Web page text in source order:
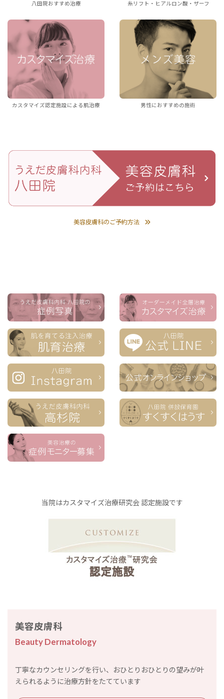
八田院おすすめ治療 糸リフト・ヒアルロン酸・ザーフ
カスタマイズ認定施設による肌治療 男性におすすめの施術
美容皮膚科のご予約方法
当院はカスタマイズ治療研究会 認定施設です
美容皮膚科
Beauty Dermatology
丁寧なカウンセリングを行い、おひとりおひとりの望みが叶
えられるように治療方針をたてています